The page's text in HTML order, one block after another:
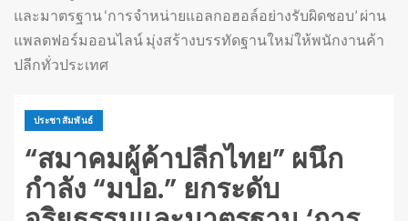
และมาตรฐาน ‘การจำหน่ายแอลกอฮอล์อย่างรับผิดชอบ’ ผ่าน
แพลตฟอร์มออนไลน์ มุ่งสร้างบรรทัดฐานใหม่ให้พนักงานค้า
ปลีกทั่วประเทศ
ประชาสัมพันธ์
“สมาคมผู้ค้าปลีกไทย” ผนึก
กำลัง “มปอ.” ยกระดับ